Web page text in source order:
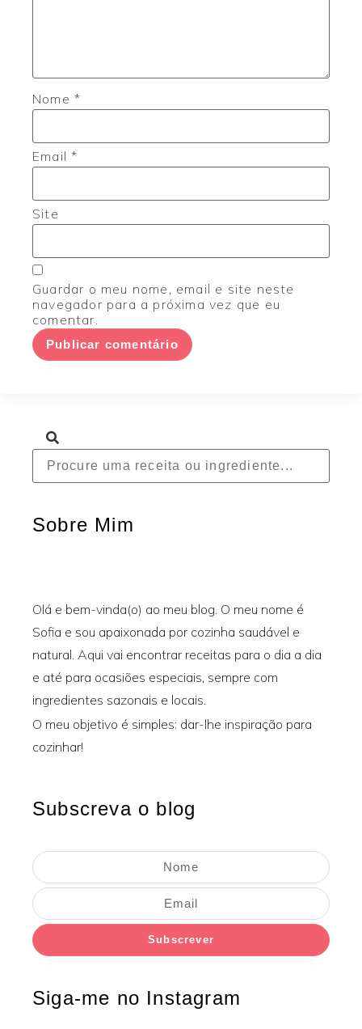
Nome *
Email*
Site
Guardar o meu nome, email e site neste
navegador para a próxima vez que eu
comentar.
Sobre Mim
Olá e bem-vinda(o) ao meu blog. O meu nome é
Sofia e sou apaixonada por cozinha saudável e
natural. Aqui vai encontrar receitas para o dia a dia
e até para ocasiões especiais, sempre com
ingredientes sazonais e locais.
O meu objetivo é simples: dar-lhe inspiração para
cozinhar!
Subscreva o blog
Subscrever
Siga-me no Instagram